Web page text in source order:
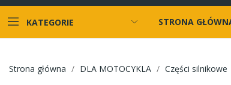
KATEGORIE STRONA
Strona główna DLA MOTOCYKLA Części silnikowe